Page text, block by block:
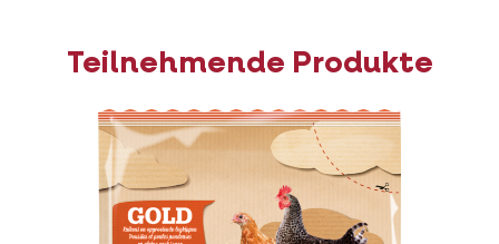
Teilnehmende Produkte